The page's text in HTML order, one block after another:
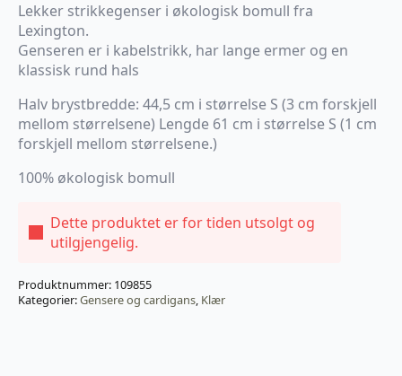
Lekker strikkegenser i økologisk bomull fra
Lexington.
Genseren er i kabelstrikk, har lange ermer og en
klassisk rund hals
Halv brystbredde: 44,5 cm i størrelse S (3 cm forskjell
mellom størrelsene) Lengde 61 cm i størrelse S (1 cm
forskjell mellom størrelsene.)
100% økologisk bomull
Dette produktet er for tiden utsolgt og
utilgjengelig.
Produktnummer: 109855
Kategorier:Gensere og cardigans, Klær